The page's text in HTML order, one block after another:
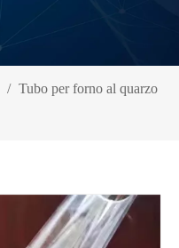
/ Tubo per forno al quarzo